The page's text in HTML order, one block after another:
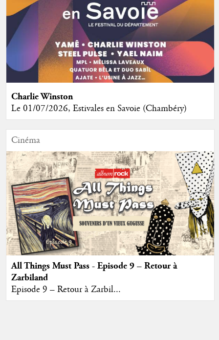
Charlie Winston
Le 01/07/2026, Estivales en Savoie (Chambéry)
Cinéma
All Things Must Pass - Episode 9 – Retour à
Zarbiland
Episode 9 – Retour à Zarbil...